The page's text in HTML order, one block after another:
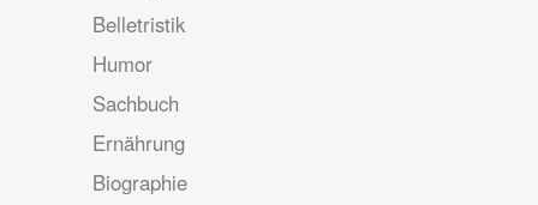
Belletristik
Humor
Sachbuch
Ernährung
Biographie